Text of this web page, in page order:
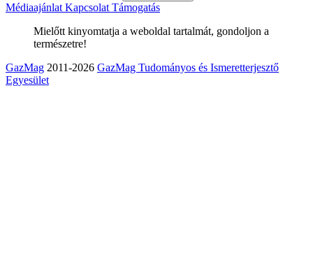
Médiaajánlat Kapcsolat Támogatás
Mielőtt kinyomtatja a weboldal tartalmát, gondoljon a
természetre!
GazMag 2011-2026 GazMag Tudományos és Ismeretterjesztő
Egyesület